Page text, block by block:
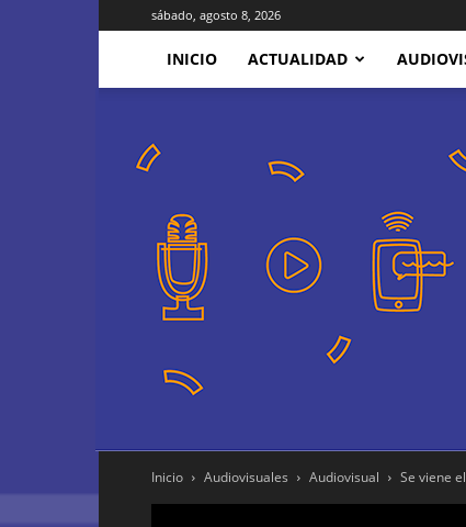
sábado, agosto 8, 2026
INICIO ACTUALIDAD
Inicio Audiovisuales Audiovisual Se viene